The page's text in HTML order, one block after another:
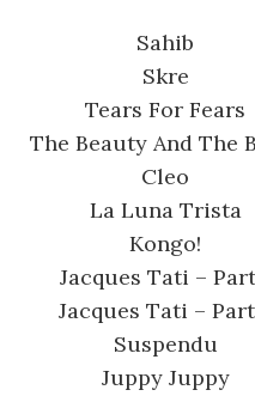
Sahib
Skre
Tears For Fears
The Beauty And The
Cleo
La Luna Trista
Kongo!
Jacques Tati –
Jacques Tati –
Suspendu
Juppy Juppy